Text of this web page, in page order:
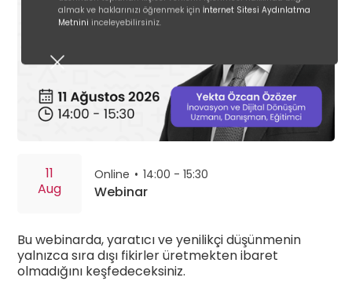
almak ve haklarınızı öğrenmek için İnternet Sitesi Aydınlatma
Metnini inceleyebilirsiniz.
11
Aug
Online • 14:00 - 15:30
Webinar
Bu webinarda, yaratıcı ve yenilikçi düşünmenin
yalnızca sıra dışı fikirler üretmekten ibaret
olmadığını keşfedeceksiniz.